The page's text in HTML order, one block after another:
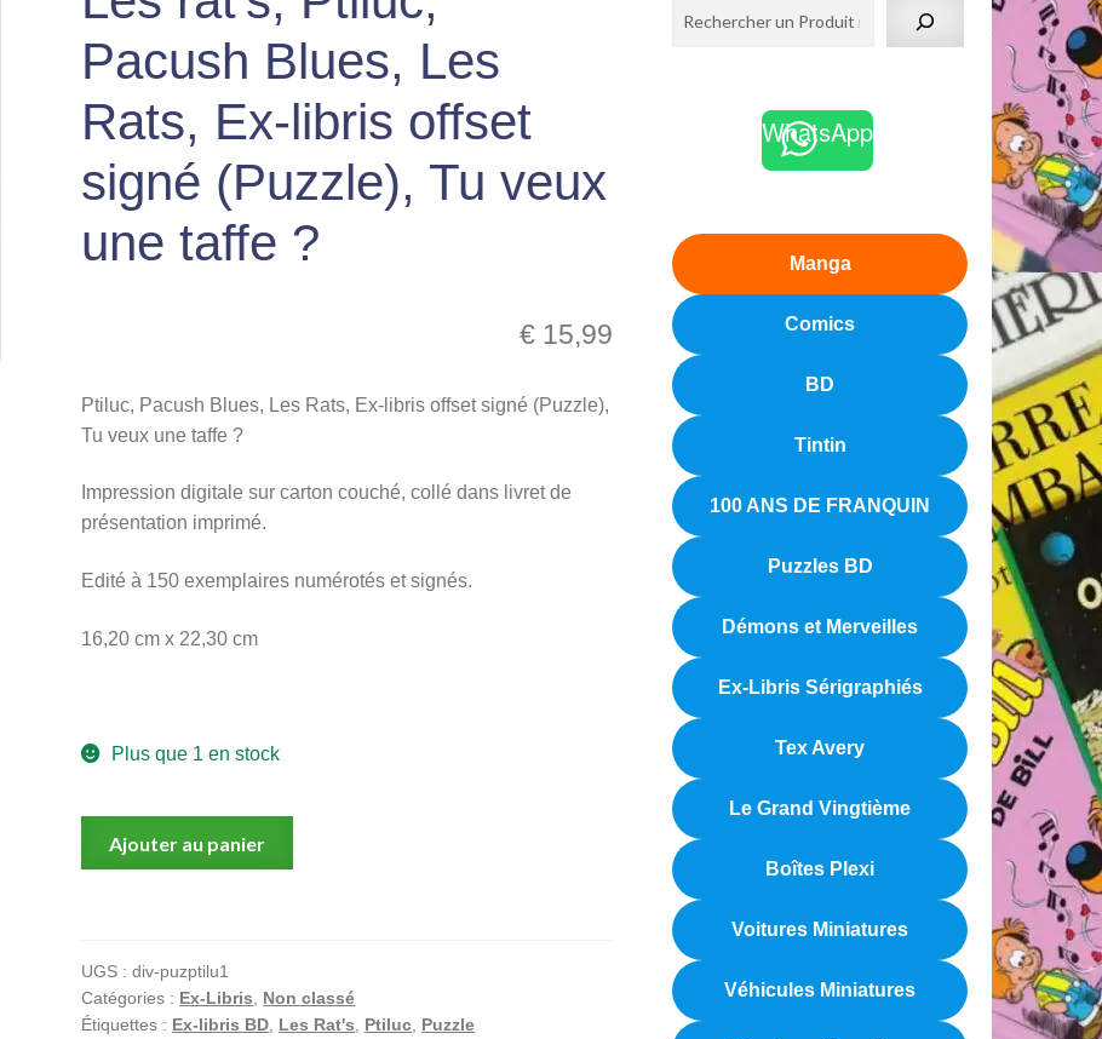
Pacush Blues, Les
Rats, Ex-libris offset
signé (Puzzle), Tu veux
une taffe ?
€ 15,99
Ptiluc, Pacush Blues, Les Rats, Ex-libris offset signé (Puzzle),
Tu veux une taffe ?
Impression digitale sur carton couché, collé dans livret de
présentation imprimé.
Edité à 150 exemplaires numérotés et signés.
16,20 cm x 22,30 cm
Plus que 1 en stock
Pacush
Blues,
Ajouter au panier
UGS :div-puzptilu1
Catégories : Ex-Libris, Non classé
Étiquettes : Ex-libris BD, Les Rat's, Ptiluc, Puzzle
WhatsApp
Manga
Comics
BD
Tintin
100 ANS DE FRANQUIN
Puzzles BD
Démons et Merveilles
Ex-Libris Sérigraphiés
Tex Avery
Le Grand Vingtième
Boîtes Plexi
Voitures Miniatures
Véhicules Miniatures